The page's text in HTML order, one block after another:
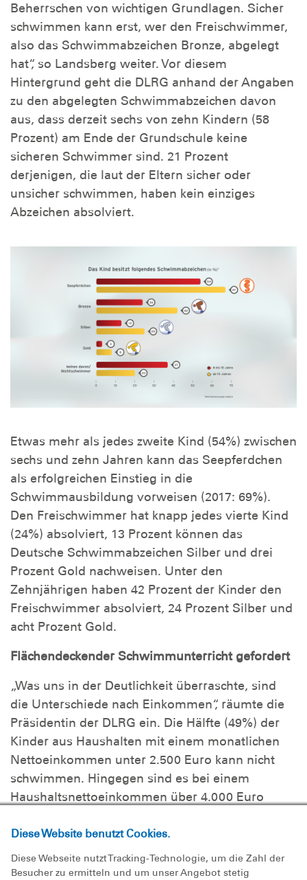
Beherrschen von wichtigen Grundlagen. Sicher
schwimmen kann erst, wer den Freischwimmer,
also das Schwimmabzeichen Bronze, abgelegt
hat“, so Landsberg weiter. Vor diesem
Hintergrund geht die DLRG anhand der Angaben
zu den abgelegten Schwimmabzeichen davon
aus, dass derzeit sechs von zehn Kindern (58
Prozent) am Ende der Grundschule keine
sicheren Schwimmer sind. 21 Prozent
derjenigen, die laut der Eltern sicher oder
unsicher schwimmen, haben kein einziges
Abzeichen absolviert.
Etwas mehr als jedes zweite Kind (54%) zwischen
sechs und zehn Jahren kann das Seepferdchen
als erfolgreichen Einstieg in die
Schwimmausbildung vorweisen (2017: 69%).
Den Freischwimmer hat knapp jedes vierte Kind
(24%) absolviert, 13 Prozent können das
Deutsche Schwimmabzeichen Silber und drei
Prozent Gold nachweisen. Unter den
Zehnjährigen haben 42 Prozent der Kinder den
Freischwimmer absolviert, 24 Prozent Silber und
acht Prozent Gold.
Flächendeckender Schwimmunterricht gefordert
„Was uns in der Deutlichkeit überraschte, sind
die Unterschiede nach Einkommen“, räumte die
Präsidentin der DLRG ein. Die Hälfte (49%) der
Kinder aus Haushalten mit einem monatlichen
Nettoeinkommen unter 2.500 Euro kann nicht
schwimmen. Hingegen sind es bei einem
Haushaltsnettoeinkommen über 4.000 Euro
darf keine Frage des Geldes sein. Umso
wichtiger ist es, dass jede Schule in die Lage
versetzt wird, das Schwimmen angemessen zu
Diese Website benutzt Cookies.
Diese Webseite nutzt Tracking-Technologie, um die Zahl der
Besucher zu ermitteln und um unser Angebot stetig